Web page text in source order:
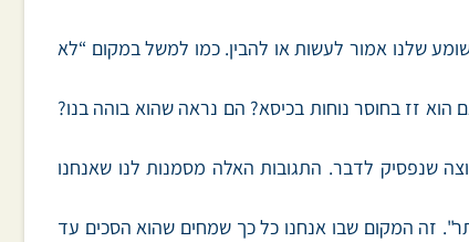
שלנו אמור לעשות או להבין. כמו למשל במקום “לא
זז בחוסר נוחות בכיסא? הם נראה שהוא בוהה בנו?
שנפסיק לדבר. התגובות האלה מסמנות לנו שאנחנו
זה המקום שבו אנחנו כל כך שמחים שהוא הסכים עד